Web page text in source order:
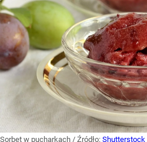
Sorbet w pucharkach / Źródło: Shutterstock